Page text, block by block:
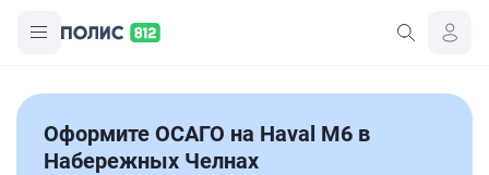
Оформите ОСАГО на Haval M6 в
Набережных Челнах